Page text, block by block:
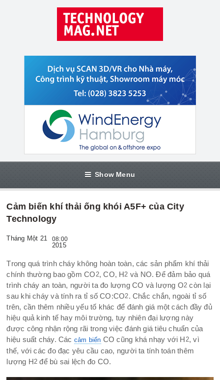
Show Menu
Cảm biến khí thải ống khói A5F+ của City
Technology
Tháng Một 21 08:00
2015
Trong quá trình cháy không hoàn toàn, các sản phẩm khí thải
chính thường bao gồm CO2, CO, H2 và NO. Để đảm bảo quá
trình cháy an toàn, người ta đo lượng CO và lượng O2 còn lại
sau khi cháy và tính ra tỉ số CO:CO2. Chắc chắn, ngoài tỉ số
trên, cần thêm nhiều yếu tố khác để đánh giá một cách đầy đủ
hiệu quả kinh tế hay môi trường, tuy nhiên đại lượng này
được công nhận rộng rãi trong việc đánh giá tiêu chuẩn của
hiệu suất cháy. Các cảm biến CO cũng khá nhạy với H2, vì
thế, với các đo đạc yêu cầu cao, người ta tính toán thêm
lượng H2 để bù sai lệch đo CO.